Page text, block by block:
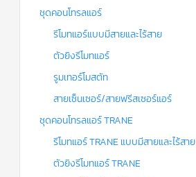
ชุดคอนโทรลแอร์
รีโมทแอร์แบบมีสายและไร้สาย
ตัวยิงรีโมทแอร์
รูมเทอร์โมสตัท
สายเซ็นเซอร์/สายฟรีสเซอร์แอร์
ชุดคอนโทรลแอร์ TRANE
รีโมทแอร์ TRANE แบบมีสายและไร้สาย
ตัวยิงรีโมทแอร์ TRANE